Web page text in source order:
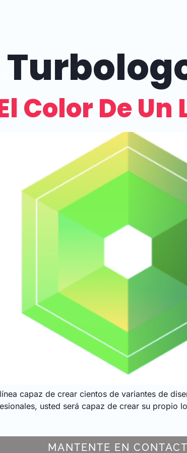
Color De Un
capaz de crear cientos de variantes de
usted será capaz de crear su propio
MANTENTE EN